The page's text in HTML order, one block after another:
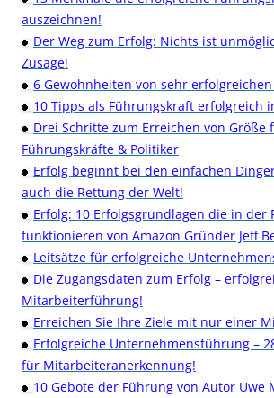
auszeichnen!
Der Weg zum Erfolg: Nichts ist
Zusage!
6 Gewohnheiten von sehr
10 Tipps als Führungskraft erfolgreich
Drei Schritte zum Erreichen von Größe
Führungskräfte & Politiker
Erfolg beginnt bei den einfachen
auch die Rettung der Welt!
Erfolg: 10 Erfolgsgrundlagen die in der
funktionieren von Amazon Gründer Jeff
Leitsätze für erfolgreiche
Die Zugangsdaten zum Erfolg –
Mitarbeiterführung!
Erreichen Sie Ihre Ziele mit nur einer
Erfolgreiche Unternehmensführung –
für Mitarbeiteranerkennung!
10 Gebote der Führung von Autor Uwe